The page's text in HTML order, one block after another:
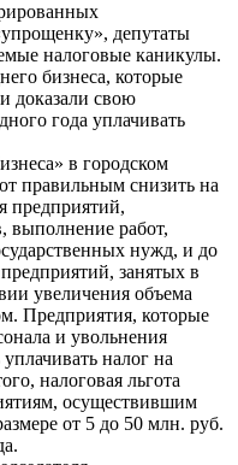
депутаты
налоговые каникулы.
бизнеса, которые
доказали свою
года уплачивать
в городском
правильным снизить на
предприятий,
выполнение работ,
нужд, и до
занятых в
увеличения объема
Предприятия, которые
и увольнения
налог на
налоговая льгота
осуществившим
от 5 до 50 млн. руб.